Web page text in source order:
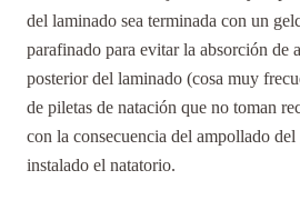
del laminado sea terminada con un
parafinado para evitar la absorción de
posterior del laminado (cosa muy
de piletas de natación que no toman
con la consecuencia del ampollado
instalado el natatorio.